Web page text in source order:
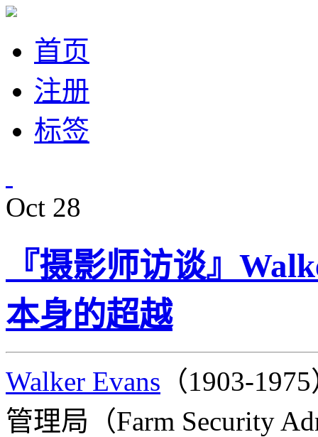
首页
注册
标签
Oct 28
『摄影师访谈』
本身的超越
Walker Evans （1903-
管理局（Farm Security